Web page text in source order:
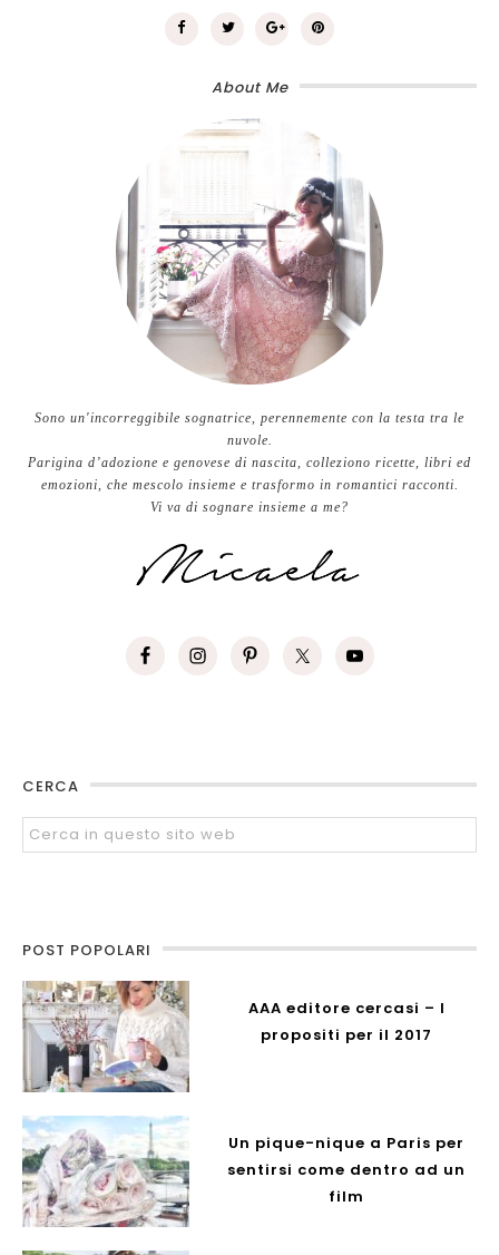
About Me
Sono un'incorreggibile sognatrice, perennemente con la testa tra le
nuvole.
Parigina d’adozione e genovese di nascita, colleziono ricette, libri ed
emozioni, che mescolo insieme e trasformo in romantici racconti.
Vi va di sognare insieme a me?
CERCA
POST POPOLARI
AAA editore cercasi – I
propositi per il 2017
Un pique-nique a Paris per
sentirsi come dentro ad un
film